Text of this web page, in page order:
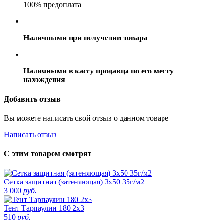
100% предоплата
Наличными при получении товара
Наличными в кассу продавца по его месту
нахождения
Добавить отзыв
Вы можете написать свой отзыв о данном товаре
Написать отзыв
С этим товаром смотрят
Сетка защитная (затеняющая) 3х50 35г/м2
3 000 руб.
Тент Тарпаулин 180 2х3
510 руб.